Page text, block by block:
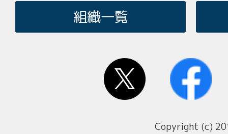
組織一覧
Copyright (c)